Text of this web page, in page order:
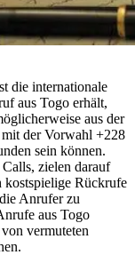
die internationale
aus Togo erhält,
aus der
mit der Vorwahl +228
sein können.
zielen darauf
kostspielige Rückrufe
Anrufer zu
aus Togo
vermuteten